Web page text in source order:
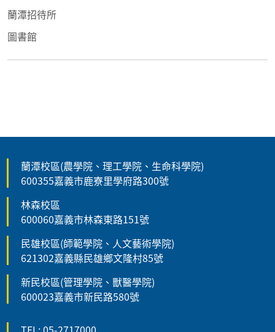
蘭潭招待所
圖書館
蘭潭校區(農學院、理工學院、生命科學院)
600355嘉義市鹿寮里學府路300號
林森校區
600060嘉義市林森東路151號
民雄校區(師範學院、人文藝術學院)
621302嘉義縣民雄鄉文隆村85號
新民校區(管理學院、獸醫學院)
600023嘉義市新民路580號